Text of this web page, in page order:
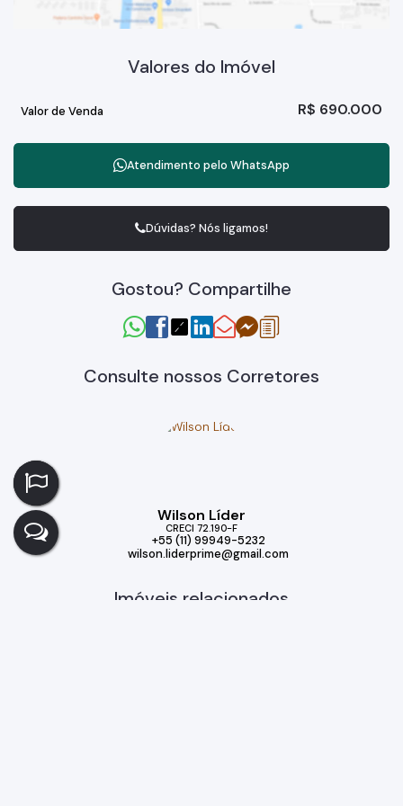
Valores do Imóvel
R$ 690.000
Valor de Venda
Atendimento pelo WhatsApp
Dúvidas? Nós ligamos!
Gostou? Compartilhe
Consulte nossos Corretores
Wilson Líder
CRECI 72.190-F
+55 (11) 99949-5232
wilson.liderprime@gmail.com
Imóveis relacionados